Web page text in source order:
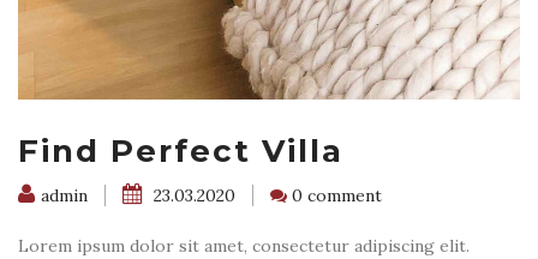
Find Perfect Villa
admin 23.03.2020 0 comment
Lorem ipsum dolor sit amet, consectetur adipiscing elit.